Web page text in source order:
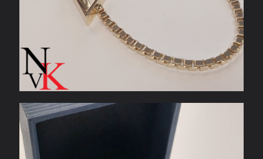
Witgouden ring met blauwe topaas